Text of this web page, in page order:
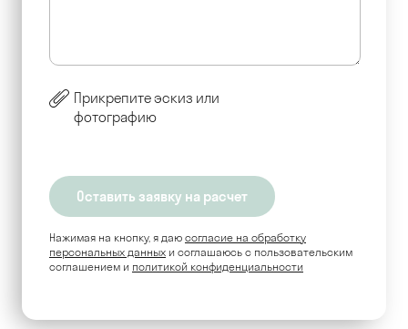
Прикрепите эскиз или
фотографию
Нажимая на кнопку, я даю согласие на обработку
персональных данных и соглашаюсь c пользовательским
соглашением и политикой конфиденциальности